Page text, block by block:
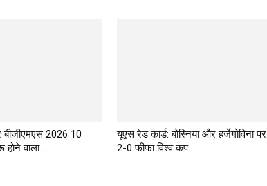
बीजीएमएस 2026 10
वाला...
यूएस रेड कार्ड: बोस्निया और हर्जेगोविना पर
2-0 फीफा विश्व कप...